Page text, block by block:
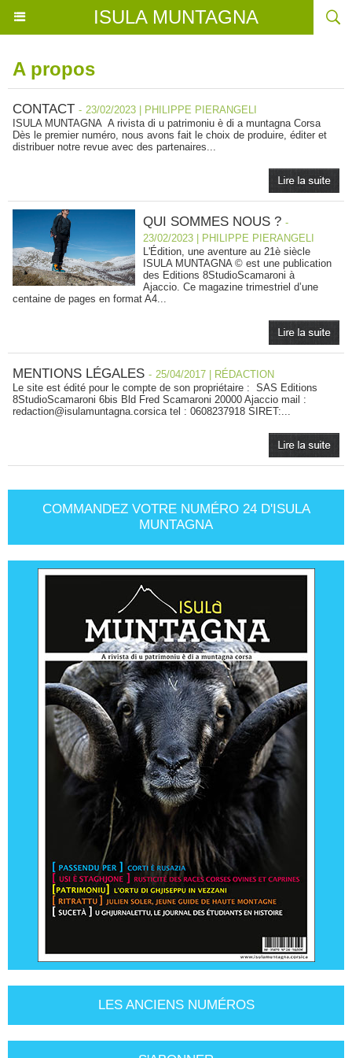
ISULA MUNTAGNA
A propos
CONTACT - 23/02/2023 | PHILIPPE PIERANGELI
ISULA MUNTAGNA A rivista di u patrimoniu è di a muntagna Corsa
Dès le premier numéro, nous avons fait le choix de produire, éditer et
distribuer notre revue avec des partenaires...
QUI SOMMES NOUS ? -
23/02/2023 | PHILIPPE PIERANGELI
L'Édition, une aventure au 21è siècle
ISULA MUNTAGNA © est une publication
des Editions 8StudioScamaroni à
Ajaccio. Ce magazine trimestriel d’une
centaine de pages en format A4...
MENTIONS LÉGALES - 25/04/2017 | RÉDACTION
Le site est édité pour le compte de son propriétaire : SAS Editions
8StudioScamaroni 6bis Bld Fred Scamaroni 20000 Ajaccio mail :
redaction@isulamuntagna.corsica tel : 0608237918 SIRET:...
COMMANDEZ VOTRE NUMÉRO 24 D'ISULA
MUNTAGNA
LES ANCIENS NUMÉROS